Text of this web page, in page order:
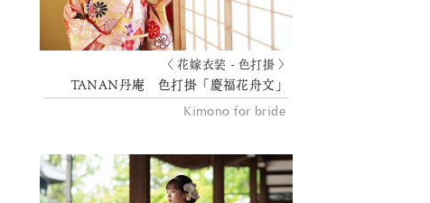
〈 花嫁衣装 - 色打掛 〉
TANAN丹庵 色打掛「慶福花舟文」
Kimono for bride